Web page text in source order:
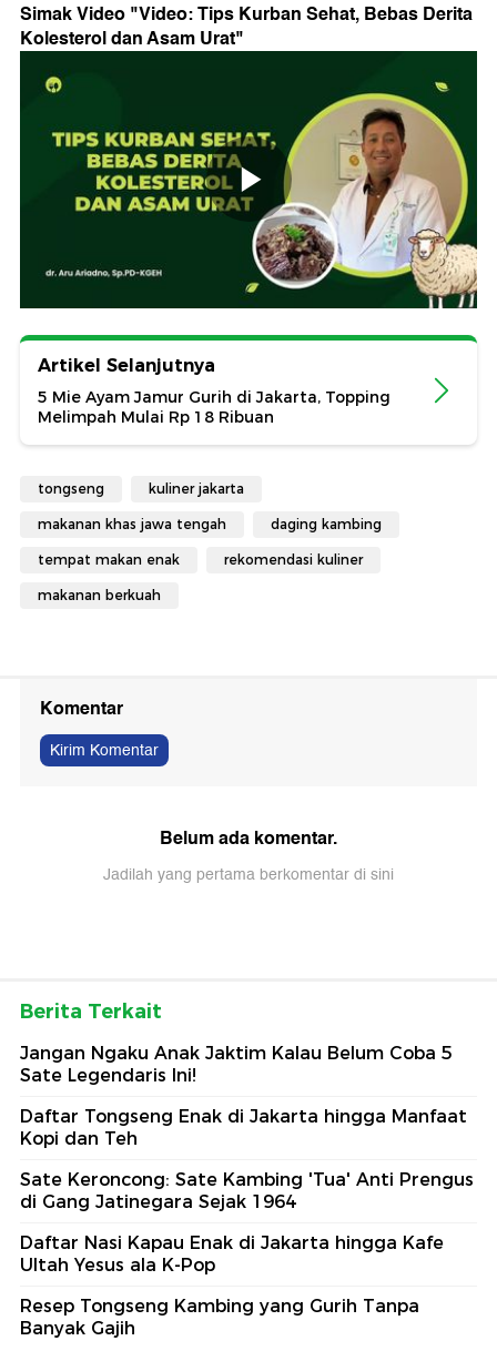
Simak Video "Video: Tips Kurban Sehat, Bebas Derita
Kolesterol dan Asam Urat"
Artikel Selanjutnya
5 Mie Ayam Jamur Gurih di Jakarta, Topping
Melimpah Mulai Rp 18 Ribuan
tongseng kuliner jakarta
makanan khas jawa tengah daging kambing
tempat makan enak rekomendasi kuliner
makanan berkuah
Komentar
Kirim Komentar
Belum ada komentar.
Jadilah yang pertama berkomentar di sini
Berita Terkait
Jangan Ngaku Anak Jaktim Kalau Belum Coba 5
Sate Legendaris Ini!
Daftar Tongseng Enak di Jakarta hingga Manfaat
Kopi dan Teh
Sate Keroncong: Sate Kambing 'Tua' Anti Prengus
di Gang Jatinegara Sejak 1964
Daftar Nasi Kapau Enak di Jakarta hingga Kafe
Ultah Yesus ala K-Pop
Resep Tongseng Kambing yang Gurih Tanpa
Banyak Gajih